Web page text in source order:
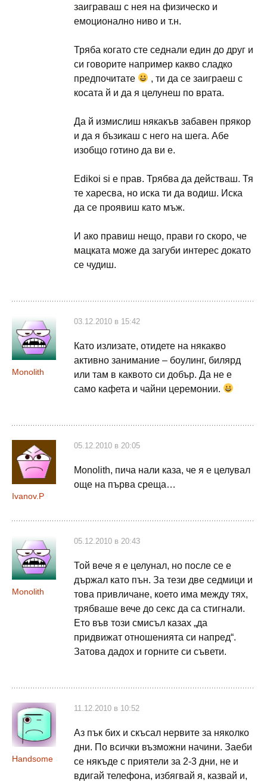
заиграваш с нея на физическо и
емоционално ниво и т.н.
Тряба когато сте седнали един до друг и
си говорите например какво сладко
предпочитате
, ти да се заиграеш с
косата й и да я целунеш по врата.
Да й измислиш някакъв забавен прякор
и да я бъзикаш с него на шега. Абе
изобщо готино да ви е.
Еdikoi si е прав. Трябва да действаш. Тя
те харесва, но иска ти да водиш. Иска
да се проявиш като мъж.
И ако правиш нещо, прави го скоро, че
мацката може да загуби интерес докато
се чудиш.
Monolith
03.12.2010 в 15:42
Като излизате, отидете на някакво
активно занимание – боулинг, билярд
или там в каквото си добър. Да не е
само кафета и чайни церемонии.
Ivanov.P
05.12.2010 в 20:05
Monolith, пича нали каза, че я е целувал
още на първа среща…
Monolith
05.12.2010 в 20:43
Той вече я е целунал, но после се е
държал като пън. За тези две седмици и
това привличане, което има между тях,
трябваше вече до секс да са стигнали.
Ето във този смисъл казах „да
придвижат отношенията си напред“.
Затова дадох и горните си съвети.
Handsome
11.12.2010 в 10:52
Аз пък бих и скъсал нервите за няколко
дни. По всички възможни начини. Заеби
се някъде с приятели за 2-3 дни, не и
вдигай телефона, избягвай я, казвай и,